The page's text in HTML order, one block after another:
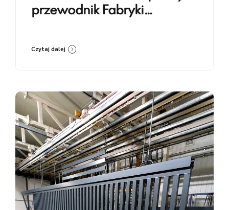
przewodnik Fabryki
Czytaj dalej